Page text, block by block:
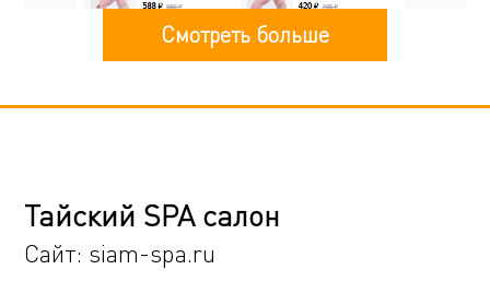
Смотреть больше
Тайский SPA салон
Сайт: siam-spa.ru